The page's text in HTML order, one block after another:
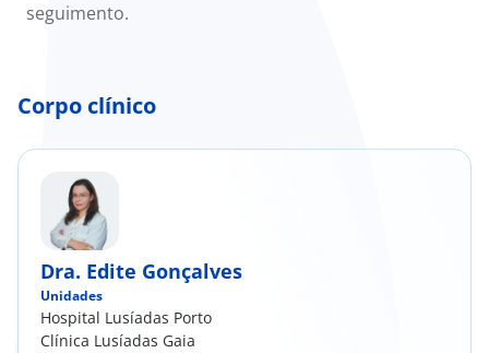
seguimento.​
Corpo clínico
Dra. Edite Gonçalves
Unidades
Hospital Lusíadas Porto
Clínica Lusíadas Gaia